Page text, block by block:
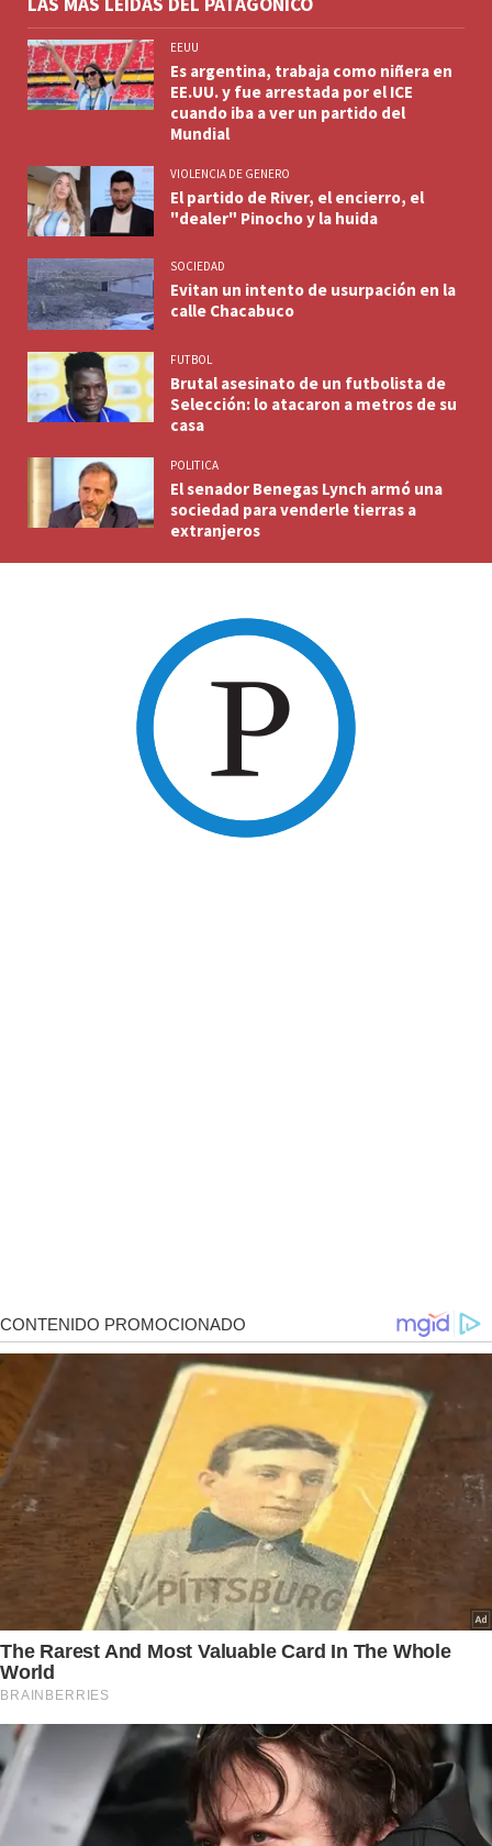
EEUU
Es argentina, trabaja como niñera en
EE.UU. y fue arrestada por el ICE
cuando iba a ver un partido del
Mundial
VIOLENCIA DE GENERO
El partido de River, el encierro, el
"dealer" Pinocho y la huida
SOCIEDAD
Evitan un intento de usurpación en la
calle Chacabuco
FUTBOL
Brutal asesinato de un futbolista de
Selección: lo atacaron a metros de su
casa
POLITICA
El senador Benegas Lynch armó una
sociedad para venderle tierras a
extranjeros